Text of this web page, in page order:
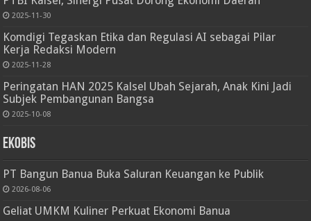
2025-11-30
Komdigi Tegaskan Etika dan Regulasi AI sebagai Pilar
Kerja Redaksi Modern
2025-11-28
Peringatan HAN 2025 Kalsel Ubah Sejarah, Anak Kini Jadi
Subjek Pembangunan Bangsa
2025-10-08
Ekobis
PT Bangun Banua Buka Saluran Keuangan ke Publik
2026-08-06
Geliat UMKM Kuliner Perkuat Ekonomi Banua